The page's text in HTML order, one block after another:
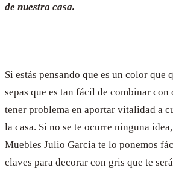
de nuestra casa.
Si estás pensando que es un color que
sepas que es tan fácil de combinar con
tener problema en aportar vitalidad a
la casa. Si no se te ocurre ninguna
Muebles Julio García te lo ponemos
claves para decorar con gris que te